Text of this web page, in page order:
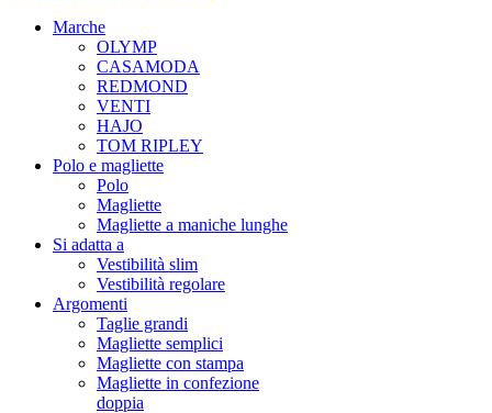
Marche
OLYMP
CASAMODA
REDMOND
VENTI
HAJO
TOM RIPLEY
Polo e magliette
Polo
Magliette
Magliette a maniche lunghe
Si adatta a
Vestibilità slim
Vestibilità regolare
Argomenti
Taglie grandi
Magliette semplici
Magliette con stampa
Magliette in confezione
doppia